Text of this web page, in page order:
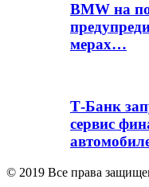
BMW на
мерах…
Т-Банк
сервис
© 2019 Все права